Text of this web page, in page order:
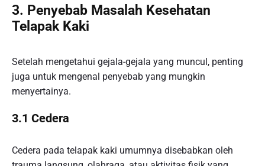
3. Penyebab Masalah Kesehatan
Telapak Kaki
Setelah mengetahui gejala-gejala yang muncul, penting
juga untuk mengenal penyebab yang mungkin
menyertainya.
3.1 Cedera
Cedera pada telapak kaki umumnya disebabkan oleh